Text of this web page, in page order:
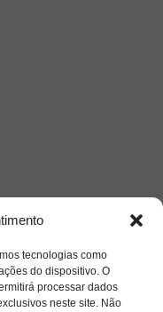
tecnologias como
do dispositivo. O
processar dados
neste site. Não